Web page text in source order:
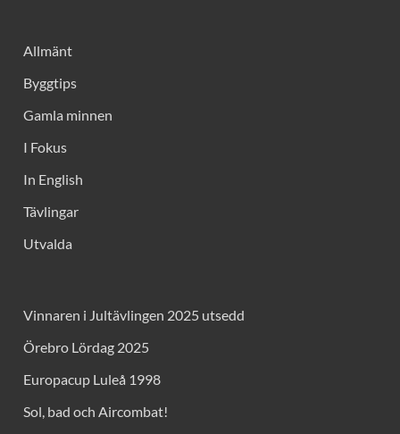
Allmänt
Byggtips
Gamla minnen
I Fokus
In English
Tävlingar
Utvalda
Vinnaren i Jultävlingen 2025 utsedd
Örebro Lördag 2025
Europacup Luleå 1998
Sol, bad och Aircombat!